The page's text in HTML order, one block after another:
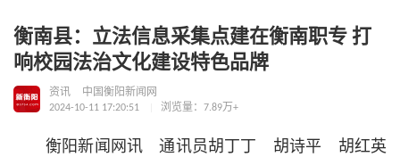
衡南县：立法信息采集点建在衡南职专 打
响校园法治文化建设特色品牌
资讯
中国衡阳新闻网
2024-10-11 17:20:51
浏览量：7.89万+
衡阳新闻网讯 通讯员胡丁丁 胡诗平 胡红英